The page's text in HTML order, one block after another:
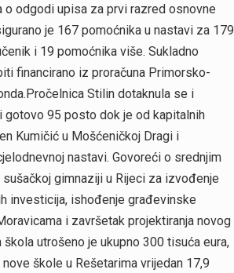
o odgodi upisa za prvi razred osnovne
je 167 pomoćnika u nastavi za 179
i 19 pomoćnika više. Sukladno
financirano iz proračuna Primorsko-
Stilin dotaknula se i
gotovo 95 posto dok je od kapitalnih
Kumičić u Mošćeničkoj Dragi i
nastavi. Govoreći o srednjim
gimnaziji u Rijeci za izvođenje
investicija, ishođenje građevinske
i završetak projektiranja novog
utrošeno je ukupno 300 tisuća eura,
škole u Rešetarima vrijedan 17,9